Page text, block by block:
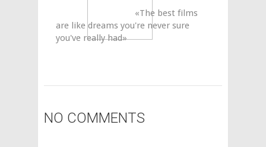
«The best films
are like dreams you're never sure
you've really had»
NO COMMENTS